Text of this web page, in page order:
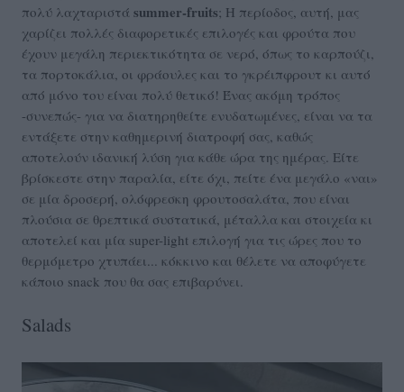
πολύ λαχταριστά summer-fruits; Η περίοδος, αυτή, μας
χαρίζει πολλές διαφορετικές επιλογές και φρούτα που
έχουν μεγάλη περιεκτικότητα σε νερό, όπως το καρπούζι,
τα πορτοκάλια, οι φράουλες και το γκρέιπφρουτ κι αυτό
από μόνο του είναι πολύ θετικό! Ένας ακόμη τρόπος
-συνεπώς- για να διατηρηθείτε ενυδατωμένες, είναι να τα
εντάξετε στην καθημερινή διατροφή σας, καθώς
αποτελούν ιδανική λύση για κάθε ώρα της ημέρας. Είτε
βρίσκεστε στην παραλία, είτε όχι, πείτε ένα μεγάλο «ναι»
σε μία δροσερή, ολόφρεσκη φρουτοσαλάτα, που είναι
πλούσια σε θρεπτικά συστατικά, μέταλλα και στοιχεία κι
αποτελεί και μία super-light επιλογή για τις ώρες που το
θερμόμετρο χτυπάει... κόκκινο και θέλετε να αποφύγετε
κάποιο snack που θα σας επιβαρύνει.
Salads